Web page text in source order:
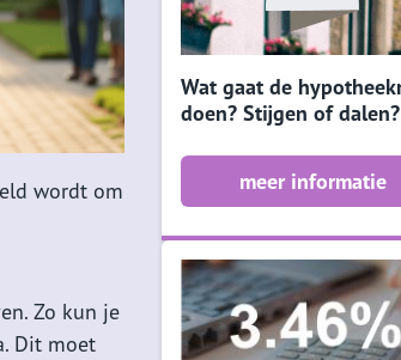
wordt om
Zo kun je
Dit moet
Wat gaat de
doen? Stijgen of dalen?
meer informatie